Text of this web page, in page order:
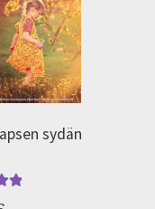
sydän